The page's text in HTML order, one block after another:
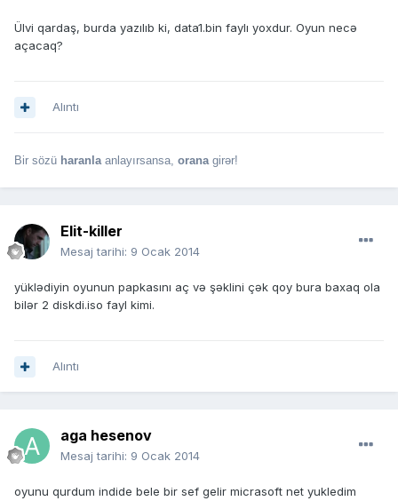
Ülvi qardaş, burda yazılıb ki, data1.bin faylı yoxdur. Oyun necə
açacaq?
Alıntı
Bir sözü haranla anlayırsansa, orana girər!
Elit-killer
Mesaj tarihi: 9 Ocak 2014
yüklədiyin oyunun papkasını aç və şəklini çək qoy bura baxaq ola
bilər 2 diskdi.iso fayl kimi.
Alıntı
aga hesenov
Mesaj tarihi: 9 Ocak 2014
oyunu qurdum indide bele bir sef gelir micrasoft net yukledim